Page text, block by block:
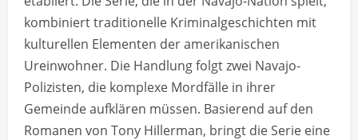
kombiniert traditionelle Kriminalgeschichten mit
kulturellen Elementen der amerikanischen
Ureinwohner. Die Handlung folgt zwei Navajo-
Polizisten, die komplexe Mordfälle in ihrer
Gemeinde aufklären müssen. Basierend auf den
Romanen von Tony Hillerman, bringt die Serie eine